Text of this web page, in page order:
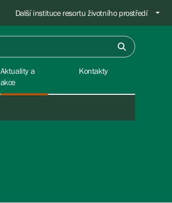
Další instituce resortu životního prostředí
Aktuality a
akce
Kontakty